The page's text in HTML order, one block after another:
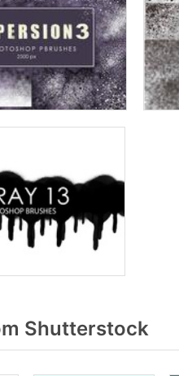
Shutterstock